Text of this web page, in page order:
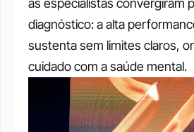
as especialistas convergiram
diagnóstico: a alta
sustenta sem limites claros,
cuidado com a saúde mental.